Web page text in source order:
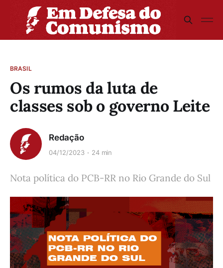
BRASIL
Os rumos da luta de
classes sob o governo Leite
Redação
04/12/2023 24 min
Nota política do PCB-RR no Rio Grande do Sul